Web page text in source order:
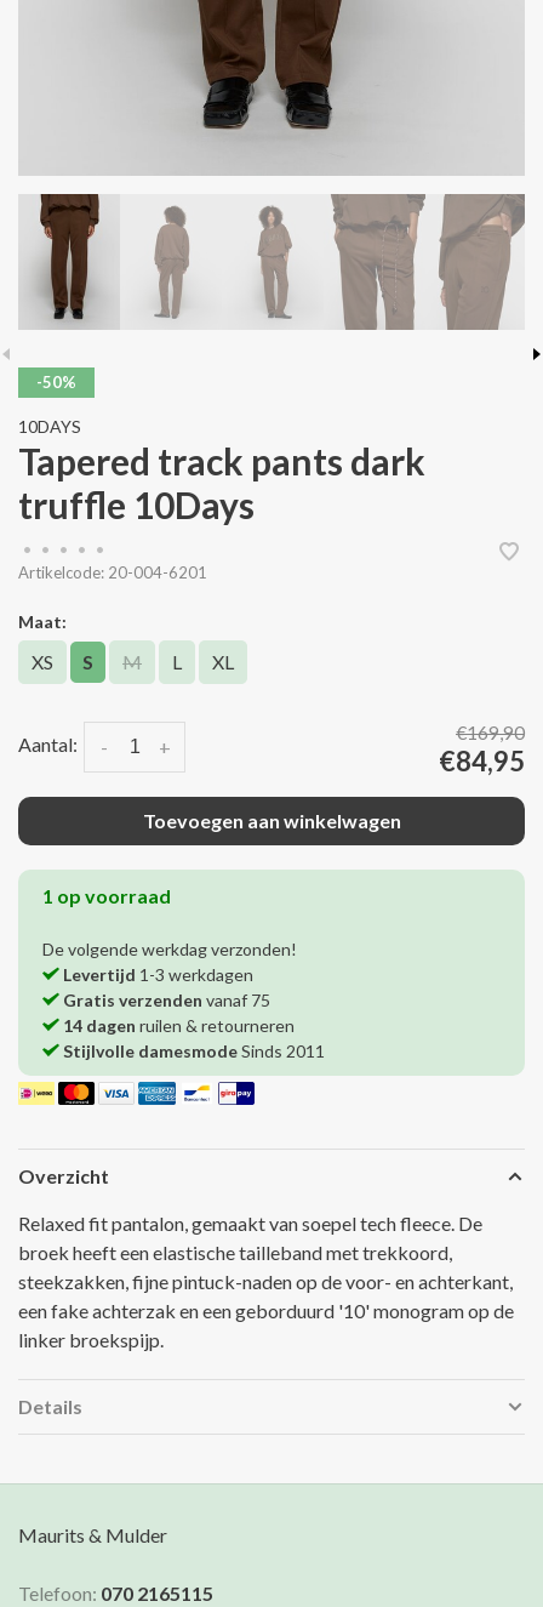
-50%
10DAYS
Tapered track pants dark
truffle 10Days
• • • •
•
Artikelcode: 20-004-6201
Maat:
XS S M L XL
Aantal: +
-
€169,90
€84,95
Toevoegen aan winkelwagen
1 op voorraad
De volgende werkdag verzonden!
Levertijd 1-3 werkdagen
Gratis verzenden vanaf 75
14 dagen ruilen & retourneren
Stijlvolle damesmodeSinds 2011
Overzicht
Relaxed fit pantalon, gemaakt van soepel tech fleece. De
broek heeft een elastische tailleband met trekkoord,
steekzakken, fijne pintuck-naden op de voor- en achterkant,
een fake achterzak en een geborduurd '10' monogram op de
linker broekspijp.
Details
Maurits & Mulder
Telefoon: 070 2165115